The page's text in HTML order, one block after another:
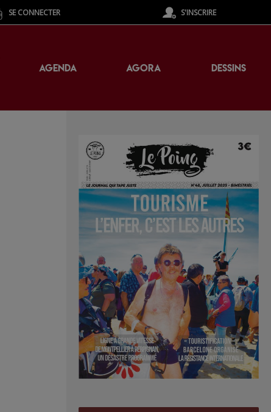
SE CONNECTER S'INSCRIRE
AGENDA AGORA DESSINS